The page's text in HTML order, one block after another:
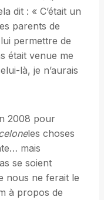
dit : « C’était un
parents de
permettre de
était venue me
là, je n’aurais
2008 pour
les choses
mais
se soient
nous ne ferait le
à propos de